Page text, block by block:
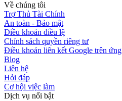
Về chúng tôi
Trợ Thủ Tài Chính
An toàn - Bảo mật
Điều khoản điều lệ
Chính sách quyền riêng tư
Điều khoản liên kết Google trên
Blog
Liên hệ
Hỏi đáp
Cơ hội việc làm
Dịch vụ nổi bật